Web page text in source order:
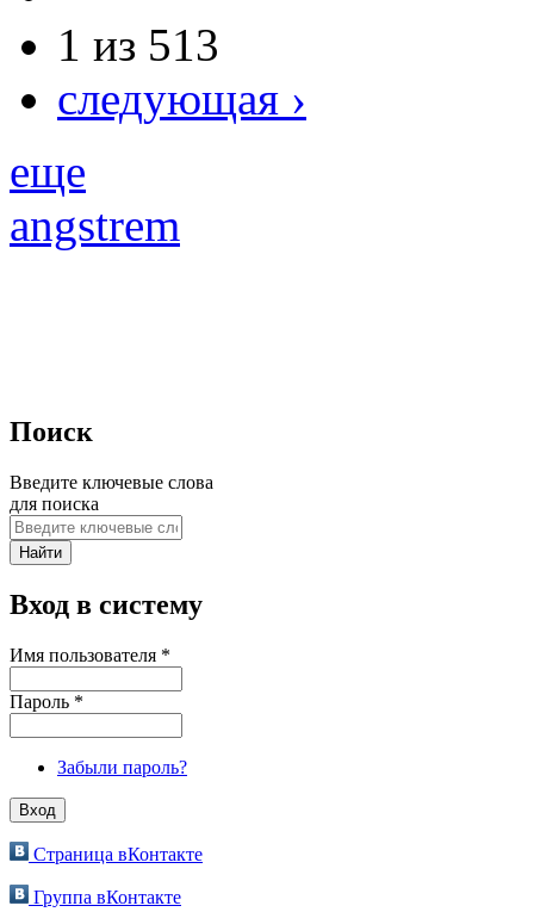
1 из 513
следующая ›
еще
angstrem
Поиск
Введите ключевые слова
для поиска
Вход в систему
Имя пользователя *
Пароль *
Забыли пароль?
Страница вКонтакте
Группа вКонтакте